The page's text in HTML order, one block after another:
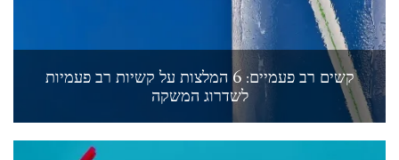
קשים רב פעמיים: 6 המלצות על קשיות רב פעמיות
לשדרוג המשקה